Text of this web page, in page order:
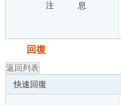
注
息
回復
返回列表
快速回復